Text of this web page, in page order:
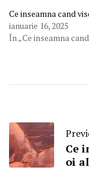
Ce inseamna cand
ianuarie 16, 2025
În „Ce inseamna
Ce
oi